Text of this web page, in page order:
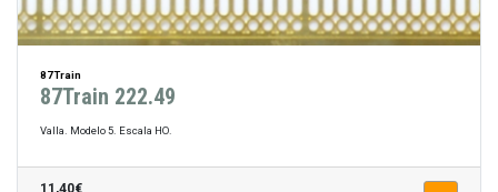
87Train
87Train 222.49
Valla. Modelo 5. Escala HO.
11,40€